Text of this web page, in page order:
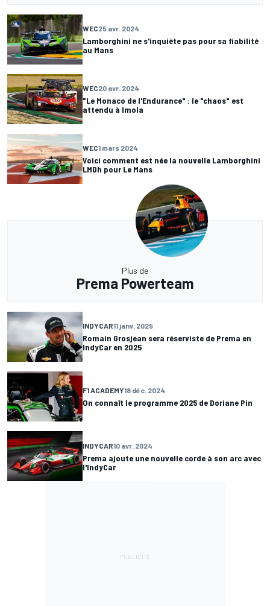
WEC25 avr. 2024
Lamborghini ne s'inquiète pas pour sa fiabilité
au Mans
WEC20 avr. 2024
"Le Monaco de l'Endurance" : le "chaos" est
attendu à Imola
WEC1 mars 2024
Voici comment est née la nouvelle Lamborghini
LMDh pour Le Mans
Plus de
Prema Powerteam
INDYCAR11 janv. 2025
Romain Grosjean sera réserviste de Prema en
IndyCar en 2025
F1 ACADEMY18 déc. 2024
On connaît le programme 2025 de Doriane Pin
INDYCAR10 avr. 2024
Prema ajoute une nouvelle corde à son arc avec
l'IndyCar